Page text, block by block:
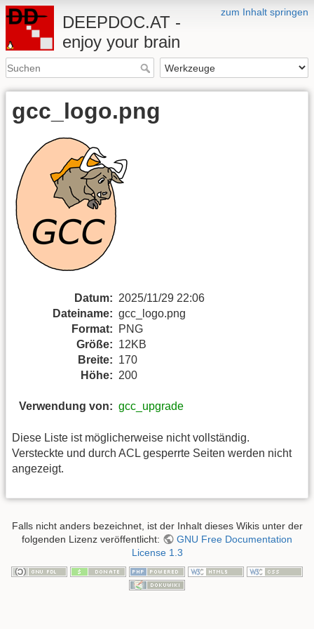
zum Inhalt springen
DEEPDOC.AT -
enjoy your brain
gcc_logo.png
Datum: 2025/11/29 22:06
Dateiname: gcc_logo.png
Format:
PNG
Größe: 12KB
Breite: 170
Höhe: 200
Verwendung von: gcc_upgrade
Diese Liste ist möglicherweise nicht vollständig.
Versteckte und durch ACL gesperrte Seiten werden nicht
angezeigt.
Falls nicht anders bezeichnet, ist der Inhalt dieses Wikis unter der
folgenden Lizenz veröffentlicht:
GNU Free Documentation
License 1.3